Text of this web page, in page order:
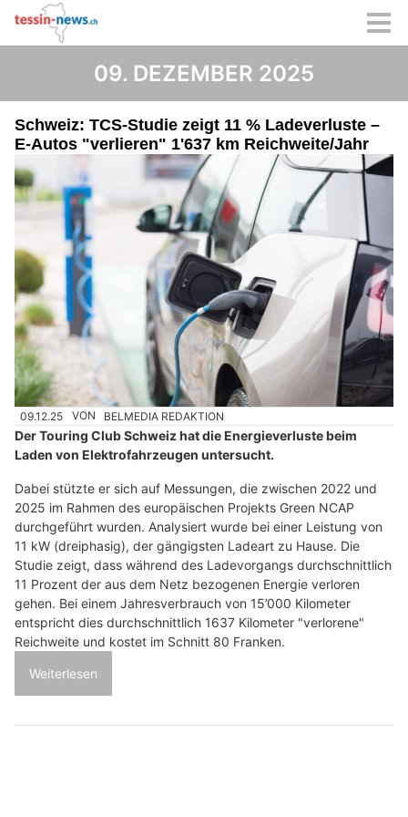
09. DEZEMBER 2025
Schweiz: TCS-Studie zeigt 11 % Ladeverluste –
E-Autos "verlieren" 1'637 km Reichweite/Jahr
09.12.25 VON BELMEDIA REDAKTION
Der Touring Club Schweiz hat die Energieverluste beim
Laden von Elektrofahrzeugen untersucht.
Dabei stützte er sich auf Messungen, die zwischen 2022 und
2025 im Rahmen des europäischen Projekts Green NCAP
durchgeführt wurden. Analysiert wurde bei einer Leistung von
11 kW (dreiphasig), der gängigsten Ladeart zu Hause. Die
Studie zeigt, dass während des Ladevorgangs durchschnittlich
11 Prozent der aus dem Netz bezogenen Energie verloren
gehen. Bei einem Jahresverbrauch von 15’000 Kilometer
entspricht dies durchschnittlich 1637 Kilometer "verlorene"
Reichweite und kostet im Schnitt 80 Franken.
Weiterlesen